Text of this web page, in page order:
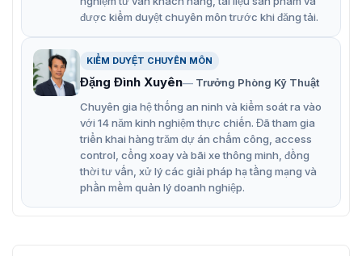
cảnh báo giả mạo video, ngoại lệ
được kiểm duyệt chuyên môn trước khi đăng tải.
KIỂM DUYỆT CHUYÊN MÔN
Đặng Đình Xuyên
Trưởng Phòng Kỹ Thuật
Chuyên gia hệ thống an ninh và kiểm soát ra vào
với 14 năm kinh nghiệm thực chiến. Đã tham gia
triển khai hàng trăm dự án chấm công, access
control, cổng xoay và bãi xe thông minh, đồng
thời tư vấn, xử lý các giải pháp hạ tầng mạng và
phần mềm quản lý doanh nghiệp.